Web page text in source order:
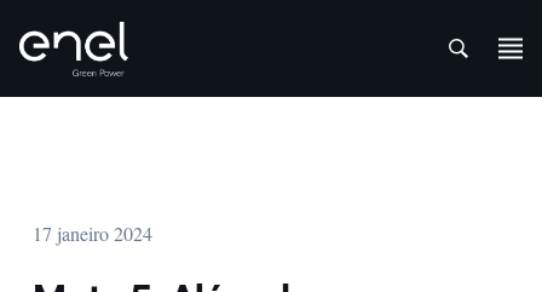
17 janeiro 2024